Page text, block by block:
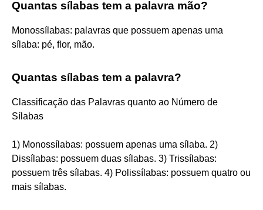
Quantas sílabas tem a palavra mão?
Monossílabas: palavras que possuem apenas uma
sílaba: pé, flor, mão.
Quantas sílabas tem a palavra?
Classificação das Palavras quanto ao Número de
Sílabas
1) Monossílabas: possuem apenas uma sílaba. 2)
Dissílabas: possuem duas sílabas. 3) Trissílabas:
possuem três sílabas. 4) Polissílabas: possuem quatro ou
mais sílabas.